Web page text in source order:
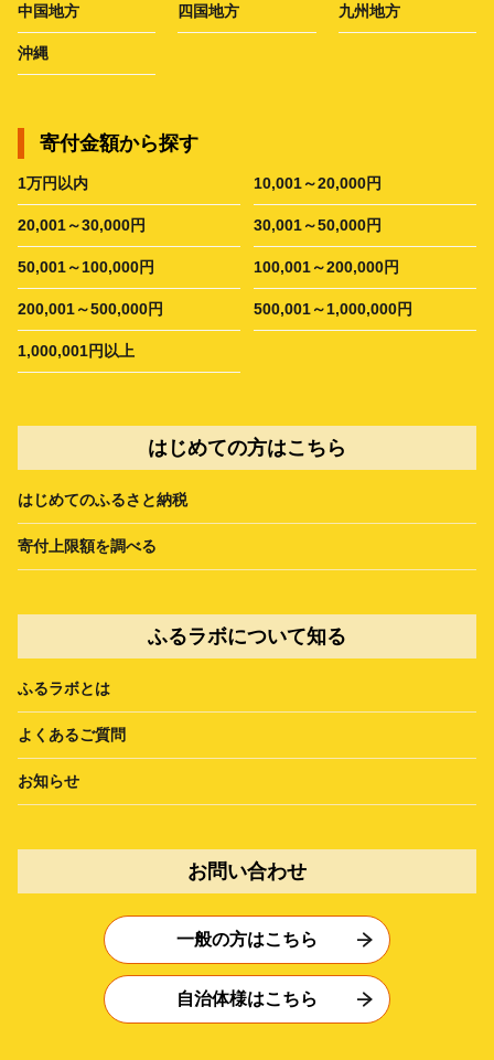
中国地方 四国地方 九州地方
沖縄
寄付金額から探す
1万円以内 10,001～20,000円
20,001～30,000円 30,001～50,000円
50,001～100,000円 100,001～200,000円
200,001～500,000円 500,001～1,000,000円
1,000,001円以上
はじめての方はこちら
はじめてのふるさと納税
寄付上限額を調べる
ふるラボについて知る
ふるラボとは
よくあるご質問
お知らせ
お問い合わせ
一般の方はこちら
自治体様はこちら